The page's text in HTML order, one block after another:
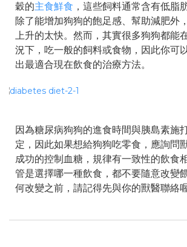
穀的主食鮮食 ，這些飼料通常含有低脂
除了能增加狗狗的飽足感、幫助減肥外
上升的太快。然而，其實很多狗狗都能
況下，吃一般的飼料或食物，因此你可
出最適合現在飲食的治療方法。
因為糖尿病狗狗的進食時間與胰島素施
定，因此如果想給狗狗吃零食，應詢問
成功的控制血糖，規律有一致性的飲食
管是選擇哪一種飲食，都不要隨意改變
何改變之前，請記得先與你的獸醫聯絡